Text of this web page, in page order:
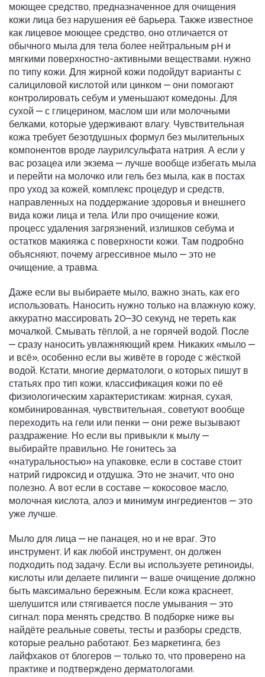
моющее средство, предназначенное для очищения
кожи лица без нарушения её барьера. Также известное
как лицевое моющее средство, оно отличается от
обычного мыла для тела более нейтральным pH и
мягкими поверхностно-активными веществами. нужно
по типу кожи. Для жирной кожи подойдут варианты с
салициловой кислотой или цинком — они помогают
контролировать себум и уменьшают комедоны. Для
сухой — с глицерином, маслом ши или молочными
белками, которые удерживают влагу. Чувствительная
кожа требует безотдушных формул без мылительных
компонентов вроде лаурилсульфата натрия. А если у
вас розацеа или экзема — лучше вообще избегать мыла
и перейти на молочко или гель без мыла, как в постах
про уход за кожей, комплекс процедур и средств,
направленных на поддержание здоровья и внешнего
вида кожи лица и тела. Или про очищение кожи,
процесс удаления загрязнений, излишков себума и
остатков макияжа с поверхности кожи. Там подробно
объясняют, почему агрессивное мыло — это не
очищение, а травма.
Даже если вы выбираете мыло, важно знать, как его
использовать. Наносить нужно только на влажную кожу,
аккуратно массировать 20–30 секунд, не тереть как
мочалкой. Смывать тёплой, а не горячей водой. После
— сразу наносить увлажняющий крем. Никаких «мыло —
и всё», особенно если вы живёте в городе с жёсткой
водой. Кстати, многие дерматологи, о которых пишут в
статьях про тип кожи, классификация кожи по её
физиологическим характеристикам: жирная, сухая,
комбинированная, чувствительная., советуют вообще
переходить на гели или пенки — они реже вызывают
раздражение. Но если вы привыкли к мылу —
выбирайте правильно. Не гонитесь за
«натуральностью» на упаковке, если в составе стоит
натрий гидроксид и отдушка. Это не значит, что оно
полезно. А вот если в составе — кокосовое масло,
молочная кислота, алоэ и минимум ингредиентов — это
уже лучше.
Мыло для лица — не панацея, но и не враг. Это
инструмент. И как любой инструмент, он должен
подходить под задачу. Если вы используете ретиноиды,
кислоты или делаете пилинги — ваше очищение должно
быть максимально бережным. Если кожа краснеет,
шелушится или стягивается после умывания — это
сигнал: пора менять средство. В подборке ниже вы
найдёте реальные советы, тесты и разборы средств,
которые реально работают. Без маркетинга, без
лайфхаков от блогеров — только то, что проверено на
практике и подтверждено дерматологами.